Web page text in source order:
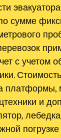
сумме
с учетом
платформы,
и
погрузке